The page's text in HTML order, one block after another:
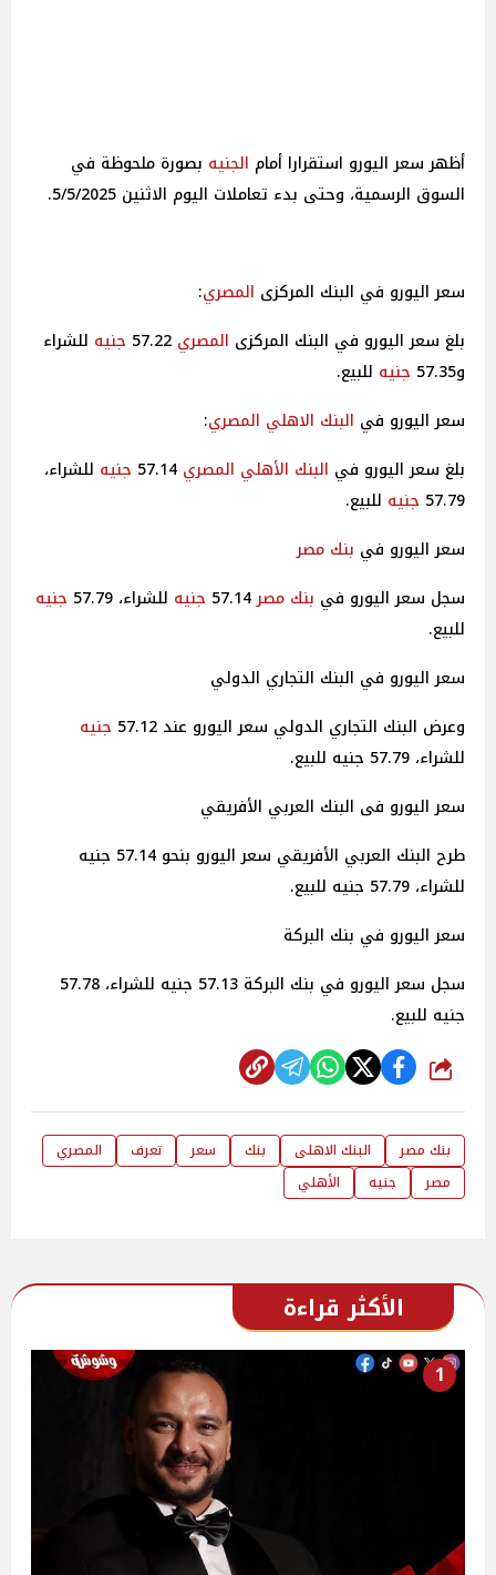
أظهر سعر اليورو استقرارا أمام الجنيه بصورة ملحوظة في
السوق الرسمية، وحتى بدء تعاملات اليوم الاثنين 5/5/2025.
سعر اليورو في البنك المركزى المصري:
بلغ سعر اليورو في البنك المركزى المصري 57.22 جنيه للشراء
و57.35
جنيه للبيع.
سعر اليورو في البنك الاهلي المصري:
بلغ سعر اليورو في البنك الأهلي المصري جنيه للشراء،
57.79 جنيه للبيع.
سعر اليورو في بنك مصر
سجل سعر اليورو في بنك مصر57.14 جنيه للشراء، 57.79
جنيه
للبيع.
سعر اليورو في البنك التجاري الدولي
وعرض البنك التجاري الدولي سعر اليورو عند 57.12
جنيه
للشراء، 57.79 جنيه للبيع.
سعر اليورو فى البنك العربي الأفريقي
طرح البنك العربي الأفريقي سعر اليورو بنحو 57.14 جنيه
للشراء، 57.79 جنيه للبيع.
سعر اليورو في بنك البركة
سجل سعر اليورو في بنك البركة 57.13 جنيه للشراء، 57.78
جنيه للبيع.
شارك
بنك مصر البنك الاهلى بنك سعر تعرف
المصري
مصر
جنيه الأهلي
الأكثر قراءة
1